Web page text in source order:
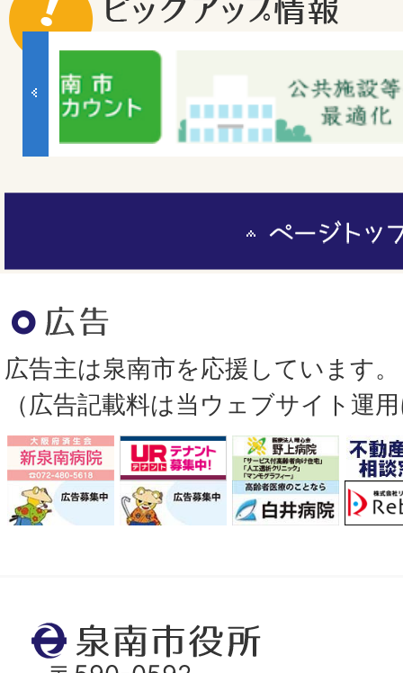
ラ
イ
ド
イ
ド
3
枚
目
ド
枚
ラ
ト
ッ
プ
へ
広告主は泉南市を応援しています。
（広告記載料は当ウェブサイト運
泉